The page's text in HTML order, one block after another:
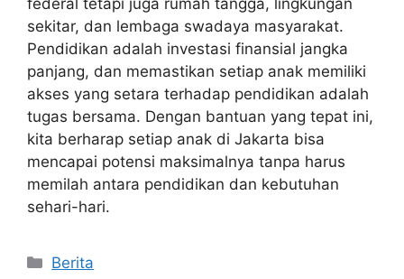
sekitar, dan lembaga swadaya masyarakat.
Pendidikan adalah investasi finansial jangka
panjang, dan memastikan setiap anak memiliki
akses yang setara terhadap pendidikan adalah
tugas bersama. Dengan bantuan yang tepat ini,
kita berharap setiap anak di Jakarta bisa
mencapai potensi maksimalnya tanpa harus
memilah antara pendidikan dan kebutuhan
sehari-hari.
Kategori
Berita